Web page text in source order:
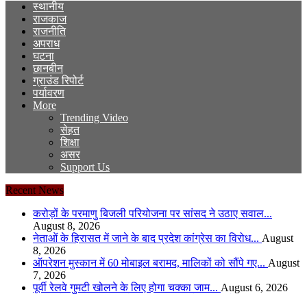
The Janmitra
The Janmitra
स्थानीय
राजकाज
राजनीति
अपराध
घटना
छानबीन
ग्राउंड रिपोर्ट
पर्यावरण
More
Trending Video
सेहत
शिक्षा
असर
Support Us
Recent News
करोड़ों के परमाणु बिजली परियोजना पर सांसद ने उठाए सवाल...
August 8, 2026
नेताओं के हिरासत में जाने के बाद प्रदेश कांग्रेस का विरोध... August
8, 2026
ऑपरेशन मुस्कान में 60 मोबाइल बरामद, मालिकों को सौंपे गए... August
7, 2026
पूर्वी रेलवे गुमटी खोलने के लिए होगा चक्का जाम... August 6, 2026